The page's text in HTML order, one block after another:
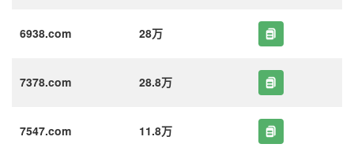
6938.com 28万
7378.com 28.8万
7547.com 11.8万